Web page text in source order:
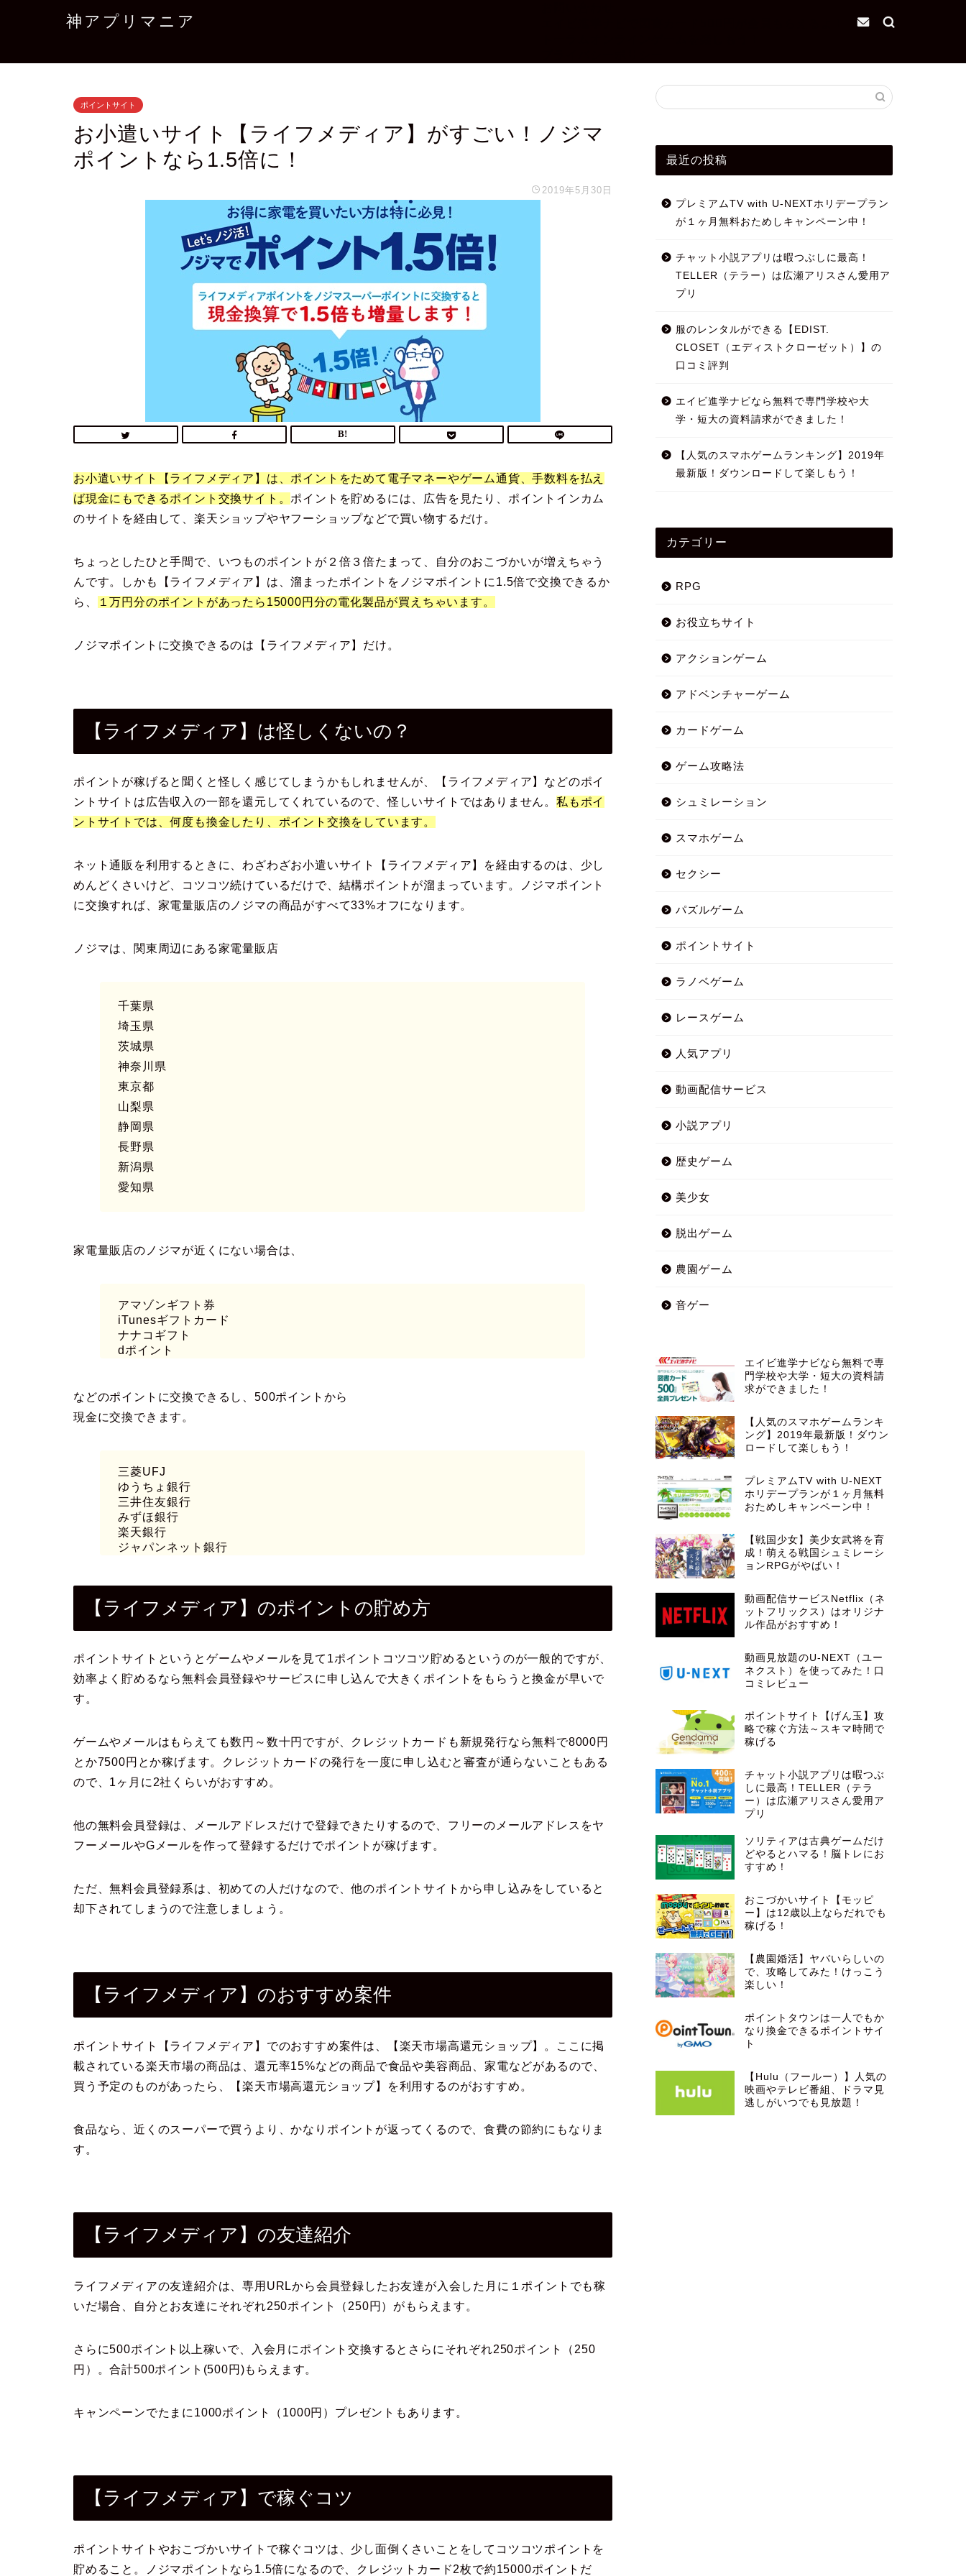
神アプリマニア
ポイントサイト
お小遣いサイト【ライフメディア】がすごい！ノジマ
ポイントなら1.5倍に！
2019年5月30日
お小遣いサイト【ライフメディア】は、ポイントをためて電子マネーやゲーム通貨、手数料を払え
ば現金にもできるポイント交換サイト。 ポイントを貯めるには、広告を見たり、ポイントインカム
のサイトを経由して、楽天ショップやヤフーショップなどで買い物するだけ。
ちょっとしたひと手間で、いつものポイントが２倍３倍たまって、自分のおこづかいが増えちゃう
んです。しかも【ライフメディア】は、溜まったポイントをノジマポイントに1.5倍で交換できるか
ら、
１万円分のポイントがあったら15000円分の電化製品が買えちゃいます。
ノジマポイントに交換できるのは【ライフメディア】だけ。
【ライフメディア】は怪しくないの？
ポイントが稼げると聞くと怪しく感じてしまうかもしれませんが、【ライフメディア】などのポイ
ントサイトは広告収入の一部を還元してくれているので、怪しいサイトではありません。 私もポイ
ントサイトでは、何度も換金したり、ポイント交換をしています。
ネット通販を利用するときに、わざわざお小遣いサイト【ライフメディア】を経由するのは、少し
めんどくさいけど、コツコツ続けているだけで、結構ポイントが溜まっています。ノジマポイント
に交換すれば、家電量販店のノジマの商品がすべて33%オフになります。
ノジマは、関東周辺にある家電量販店
千葉県
埼玉県
茨城県
神奈川県
東京都
山梨県
静岡県
長野県
新潟県
愛知県
家電量販店のノジマが近くにない場合は、
アマゾンギフト券
iTunesギフトカード
ナナコギフト
dポイント
などのポイントに交換できるし、500ポイントから
現金に交換できます。
三菱UFJ
ゆうちょ銀行
三井住友銀行
みずほ銀行
楽天銀行
ジャパンネット銀行
【ライフメディア】のポイントの貯め方
ポイントサイトというとゲームやメールを見て1ポイントコツコツ貯めるというのが一般的ですが、
効率よく貯めるなら無料会員登録やサービスに申し込んで大きくポイントをもらうと換金が早いで
す。
ゲームやメールはもらえても数円～数十円ですが、クレジットカードも新規発行なら無料で8000円
とか7500円とか稼げます。クレジットカードの発行を一度に申し込むと審査が通らないこともある
ので、1ヶ月に2社くらいがおすすめ。
他の無料会員登録は、メールアドレスだけで登録できたりするので、フリーのメールアドレスをヤ
フーメールやGメールを作って登録するだけでポイントが稼げます。
ただ、無料会員登録系は、初めての人だけなので、他のポイントサイトから申し込みをしていると
却下されてしまうので注意しましょう。
【ライフメディア】のおすすめ案件
ポイントサイト【ライフメディア】でのおすすめ案件は、【楽天市場高還元ショップ】。ここに掲
載されている楽天市場の商品は、還元率15%などの商品で食品や美容商品、家電などがあるので、
買う予定のものがあったら、【楽天市場高還元ショップ】を利用するのがおすすめ。
食品なら、近くのスーパーで買うより、かなりポイントが返ってくるので、食費の節約にもなりま
す。
【ライフメディア】の友達紹介
ライフメディアの友達紹介は、専用URLから会員登録したお友達が入会した月に１ポイントでも稼
いだ場合、自分とお友達にそれぞれ250ポイント（250円）がもらえます。
さらに500ポイント以上稼いで、入会月にポイント交換するとさらにそれぞれ250ポイント（250
円）。合計500ポイント(500円)もらえます。
キャンペーンでたまに1000ポイント（1000円）プレゼントもあります。
【ライフメディア】で稼ぐコツ
ポイントサイトやおこづかいサイトで稼ぐコツは、少し面倒くさいことをしてコツコツポイントを
貯めること。ノジマポイントなら1.5倍になるので、クレジットカード2枚で約15000ポイントだ
最近の投稿
プレミアムTV with U-NEXTホリデープラン
が１ヶ月無料おためしキャンペーン中！
チャット小説アプリは暇つぶしに最高！
TELLER（テラー）は広瀬アリスさん愛用ア
プリ
服のレンタルができる【EDIST.
CLOSET（エディストクローゼット）】の
口コミ評判
エイビ進学ナビなら無料で専門学校や大
学・短大の資料請求ができました！
【人気のスマホゲームランキング】2019年
最新版！ダウンロードして楽しもう！
カテゴリー
RPG
お役立ちサイト
アクションゲーム
アドベンチャーゲーム
カードゲーム
ゲーム攻略法
シュミレーション
スマホゲーム
セクシー
パズルゲーム
ポイントサイト
ラノベゲーム
レースゲーム
人気アプリ
動画配信サービス
小説アプリ
歴史ゲーム
美少女
脱出ゲーム
農園ゲーム
音ゲー
エイビ進学ナビなら無料で専
門学校や大学・短大の資料請
求ができました！
【人気のスマホゲームランキ
ング】2019年最新版！ダウン
ロードして楽しもう！
プレミアムTV with U-NEXT
ホリデープランが１ヶ月無料
おためしキャンペーン中！
【戦国少女】美少女武将を育
成！萌える戦国シュミレーシ
ョンRPGがやばい！
動画配信サービスNetflix（ネ
ットフリックス）はオリジナ
ル作品がおすすめ！
動画見放題のU-NEXT（ユー
ネクスト）を使ってみた！口
コミレビュー
ポイントサイト【げん玉】攻
略で稼ぐ方法～スキマ時間で
稼げる
チャット小説アプリは暇つぶ
しに最高！TELLER（テラ
ー）は広瀬アリスさん愛用ア
プリ
ソリティアは古典ゲームだけ
どやるとハマる！脳トレにお
すすめ！
おこづかいサイト【モッピ
ー】は12歳以上ならだれでも
稼げる！
【農園婚活】ヤバいらしいの
で、攻略してみた！けっこう
楽しい！
ポイントタウンは一人でもか
なり換金できるポイントサイ
ト
【Hulu（フールー）】人気の
映画やテレビ番組、ドラマ見
逃しがいつでも見放題！